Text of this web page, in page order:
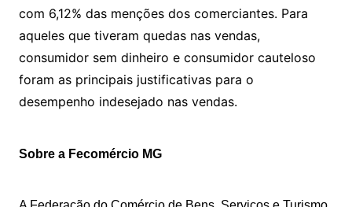
com 6,12% das menções dos comerciantes. Para
aqueles que tiveram quedas nas vendas,
consumidor sem dinheiro e consumidor cauteloso
foram as principais justificativas para o
desempenho indesejado nas vendas.
Sobre a Fecomércio MG